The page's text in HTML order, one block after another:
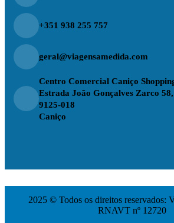
+351 938 255 757
geral@viagensamedida.com
Centro Comercial Caniço
Estrada João Gonçalves Zarco 58,
9125-018
Caniço
2025 © Todos os direitos reservados:
RNAVT nº 12720